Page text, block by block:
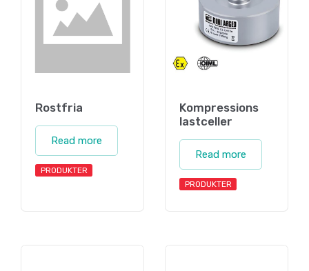
Rostfria
Read more
PRODUKTER
Kompressions
lastceller
Read more
PRODUKTER